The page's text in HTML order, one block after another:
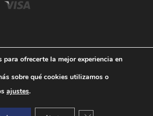
para ofrecerte la mejor experiencia en
sobre qué cookies utilizamos o
ajustes.